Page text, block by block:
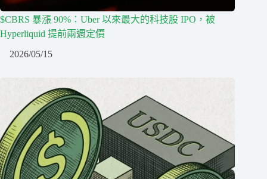
$CBRS 暴漲 90%：Uber 以來最大的科技股 IPO，被
Hyperliquid 提前兩週定價
2026/05/15